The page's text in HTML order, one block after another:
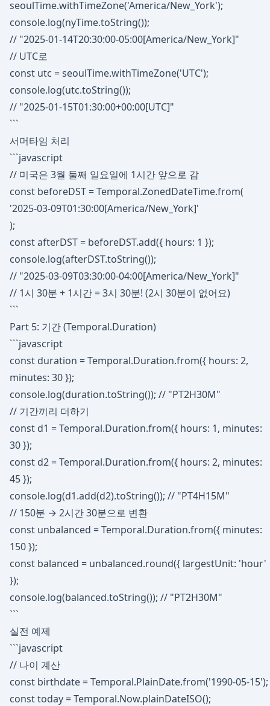
seoulTime.withTimeZone('America/New_York');
console.log(nyTime.toString());
// "2025-01-14T20:30:00-05:00[America/New_York]"
// UTC로
const utc = seoulTime.withTimeZone('UTC');
console.log(utc.toString());
// "2025-01-15T01:30:00+00:00[UTC]"
```
서머타임 처리
```javascript
// 미국은 3월 둘째 일요일에 1시간 앞으로 감
const beforeDST = Temporal.ZonedDateTime.from(
'2025-03-09T01:30:00[America/New_York]'
);
const afterDST = beforeDST.add({ hours: 1 });
console.log(afterDST.toString());
// "2025-03-09T03:30:00-04:00[America/New_York]"
// 1시 30분 + 1시간 = 3시 30분! (2시 30분이 없어요)
```
Part 5: 기간 (Temporal.Duration)
```javascript
const duration = Temporal.Duration.from({ hours: 2,
minutes: 30 });
console.log(duration.toString()); // "PT2H30M"
// 기간끼리 더하기
const d1 = Temporal.Duration.from({ hours: 1, minutes:
30 });
const d2 = Temporal.Duration.from({ hours: 2, minutes:
45 });
console.log(d1.add(d2).toString()); // "PT4H15M"
// 150분 → 2시간 30분으로 변환
const unbalanced = Temporal.Duration.from({ minutes:
150 });
const balanced = unbalanced.round({ largestUnit: 'hour'
});
console.log(balanced.toString()); // "PT2H30M"
```
실전 예제
```javascript
// 나이 계산
const birthdate = Temporal.PlainDate.from('1990-05-15');
const today = Temporal.Now.plainDateISO();